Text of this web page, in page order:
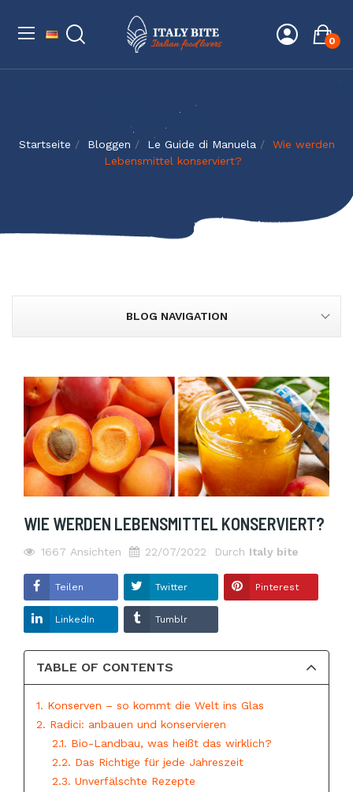
0
Startseite Bloggen Le Guide di Manuela
Wie werden
Lebensmittel konserviert?
BLOG NAVIGATION
WIE WERDEN LEBENSMITTEL KONSERVIERT?
1667 Ansichten 22/07/2022 Durch Italy bite
Teilen Twitter Pinterest
LinkedIn Tumblr
TABLE OF CONTENTS
1. Konserven – so kommt die Welt ins Glas
2. Radici: anbauen und konservieren
2.1. Bio-Landbau, was heißt das wirklich?
2.2. Das Richtige für jede Jahreszeit
2.3. Unverfälschte Rezepte